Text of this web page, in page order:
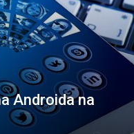
Androida na